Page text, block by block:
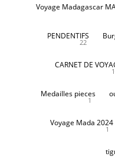
Voyage Madagascar
PENDENTIFS
22
CARNET DE
Medailles pieces
1
Voyage Mada 2024
1